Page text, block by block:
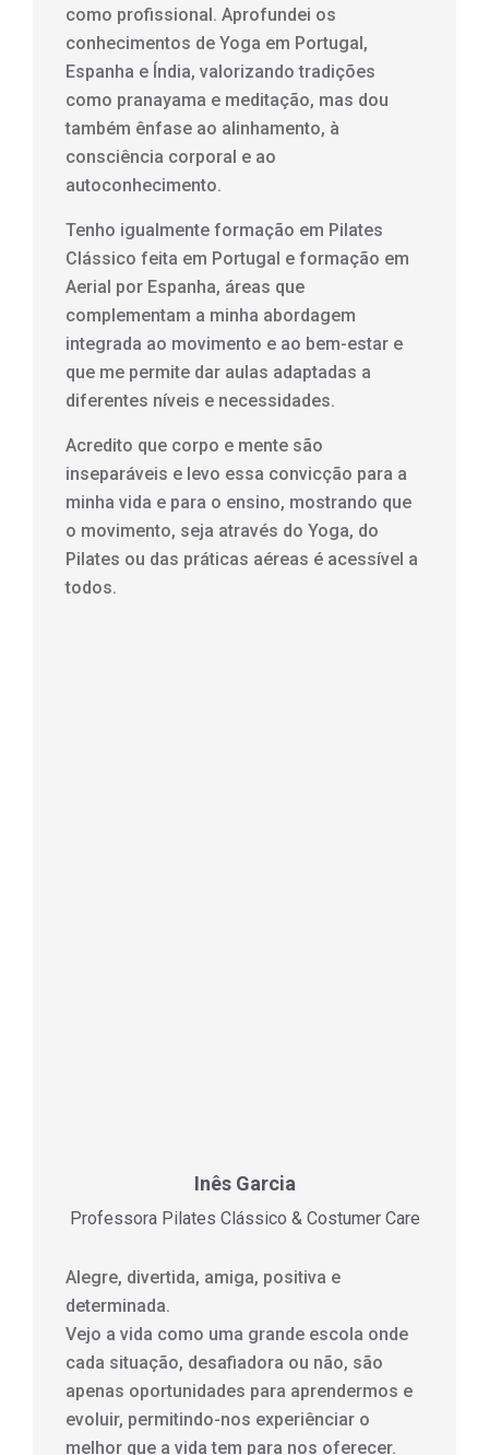
como profissional. Aprofundei os
conhecimentos de Yoga em Portugal,
Espanha e Índia, valorizando tradições
como pranayama e meditação, mas dou
também ênfase ao alinhamento, à
consciência corporal e ao
autoconhecimento.
Tenho igualmente formação em Pilates
Clássico feita em Portugal e formação em
Aerial por Espanha, áreas que
complementam a minha abordagem
integrada ao movimento e ao bem-estar e
que me permite dar aulas adaptadas a
diferentes níveis e necessidades.
Acredito que corpo e mente são
inseparáveis e levo essa convicção para a
minha vida e para o ensino, mostrando que
o movimento, seja através do Yoga, do
Pilates ou das práticas aéreas é acessível a
todos.
Inês Garcia
Professora Pilates Clássico & Costumer Care
Alegre, divertida, amiga, positiva e
determinada.
Vejo a vida como uma grande escola onde
cada situação, desafiadora ou não, são
apenas oportunidades para aprendermos e
evoluir, permitindo-nos experiênciar o
melhor que a vida tem para nos oferecer.